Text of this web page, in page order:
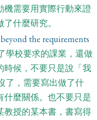
機需要用實際行動來證
什麼研究。
the requirements
學校要求的課業，還做
時候，不要只是說「我
了，需要寫出做了什
什麼關係。也不要只是
教授的某本書，書寫得